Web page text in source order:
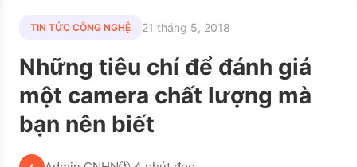
TIN TỨC CÔNG NGHỆ 21 tháng 5, 2018
Những tiêu chí để đánh giá
một camera chất lượng mà
bạn nên biết